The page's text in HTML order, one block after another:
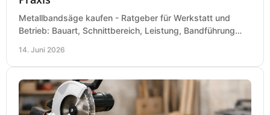
Metallbandsäge kaufen - Ratgeber für Werkstatt und
Betrieb: Bauart, Schnittbereich, Leistung, Bandführung
14. Juni 2026